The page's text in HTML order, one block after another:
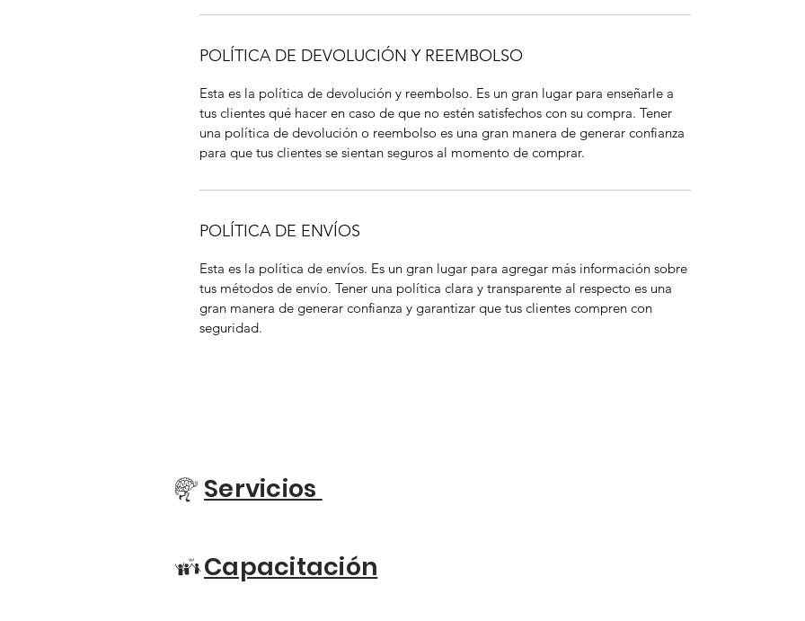
POLÍTICA DE DEVOLUCIÓN Y REEMBOLSO
Esta es la política de devolución y reembolso. Es un gran lugar para enseñarle a
tus clientes qué hacer en caso de que no estén satisfechos con su compra. Tener
una política de devolución o reembolso es una gran manera de generar confianza
para que tus clientes se sientan seguros al momento de comprar.
POLÍTICA DE ENVÍOS
Esta es la política de envíos. Es un gran lugar para agregar más información sobre
tus métodos de envío. Tener una política clara y transparente al respecto es una
gran manera de generar confianza y garantizar que tus clientes compren con
seguridad.
m Servicios
ECapacitación